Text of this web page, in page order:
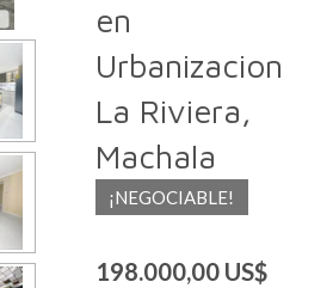
en
Urbanizacion
La Riviera,
Machala
¡NEGOCIABLE!
198.000,00 US$